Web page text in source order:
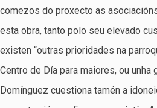
comezos do proxecto as
esta obra, tanto polo seu elevado
existen “outras prioridades na
Centro de Día para maiores, ou unha
Domínguez cuestiona tamén a